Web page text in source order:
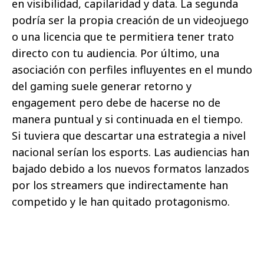
en visibilidad, capilaridad y data. La segunda
podría ser la propia creación de un videojuego
o una licencia que te permitiera tener trato
directo con tu audiencia. Por último, una
asociación con perfiles influyentes en el mundo
del gaming suele generar retorno y
engagement pero debe de hacerse no de
manera puntual y si continuada en el tiempo.
Si tuviera que descartar una estrategia a nivel
nacional serían los esports. Las audiencias han
bajado debido a los nuevos formatos lanzados
por los streamers que indirectamente han
competido y le han quitado protagonismo.